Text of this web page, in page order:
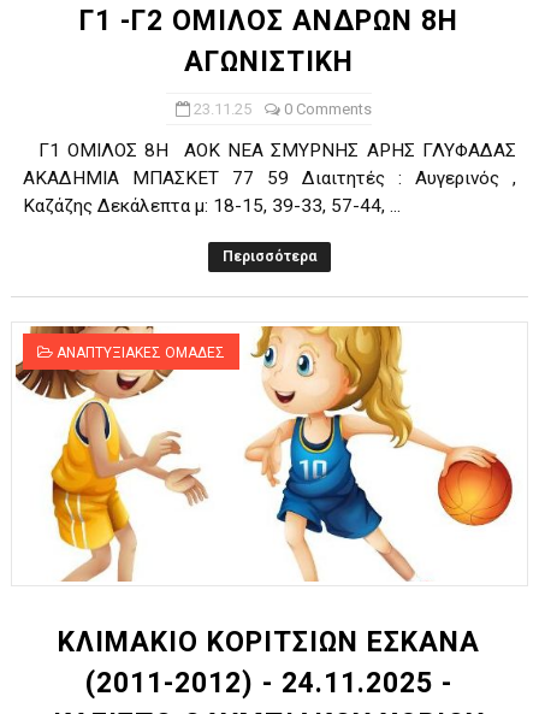
Γ1 -Γ2 ΟΜΙΛΟΣ ΑΝΔΡΩΝ 8Η
ΑΓΩΝΙΣΤΙΚΗ
23.11.25 0 Comments
Γ1 ΟΜΙΛΟΣ 8Η ΑΟΚ ΝΕΑ ΣΜΥΡΝΗΣ ΑΡΗΣ ΓΛΥΦΑΔΑΣ
ΑΚΑΔΗΜΙΑ ΜΠΑΣΚΕΤ 77 59 Διαιτητές : Αυγερινός ,
Καζάζης Δεκάλεπτα μ: 18-15, 39-33, 57-44, ...
Περισσότερα
ΑΝΑΠΤΥΞΙΑΚΕΣ ΟΜΑΔΕΣ
ΚΛΙΜΑΚΙΟ ΚΟΡΙΤΣΙΩΝ ΕΣΚΑΝΑ
(2011-2012) - 24.11.2025 -